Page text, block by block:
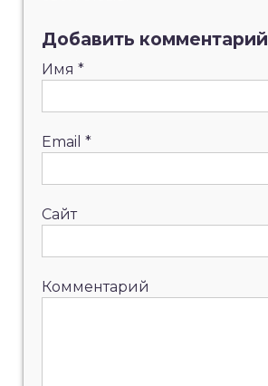
Добавить комментарий
Имя *
Email *
Сайт
Комментарий